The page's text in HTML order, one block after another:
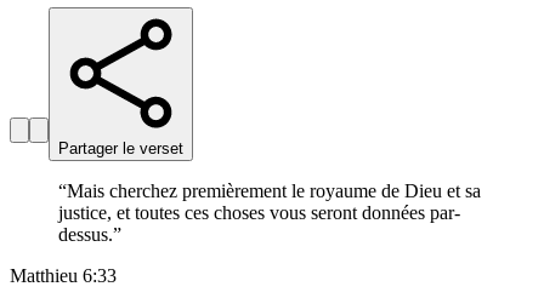
Partager le verset
“Mais cherchez premièrement le royaume de Dieu et sa
justice, et toutes ces choses vous seront données par-
dessus.”
Matthieu 6:33